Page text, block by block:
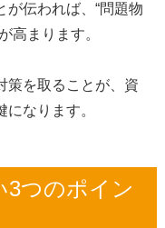
が伝われば、“問題物
高まります。
策を取ることが、資
なります。
3つのポイン